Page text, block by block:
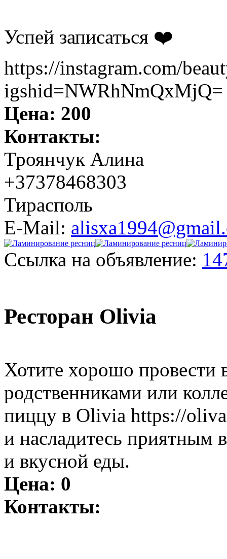
Успей записаться ❤️
https://instagram.com/
igshid=NWRhNmQxMjQ=
Цена: 200
Контакты:
Троянчук Алина
+37378468303
Тирасполь
E-Mail:
Ссылка на объявление:
Ресторан Olivia
Хотите хорошо провести
родственниками или
пиццу в Olivia https://
и насладитесь приятным
и вкусной еды.
Цена: 0
Контакты: